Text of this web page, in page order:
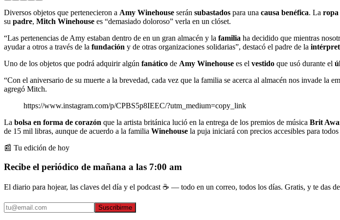
Diversos objetos que pertenecieron a Amy Winehouse serán subastados para una causa benéfica. La ropa
su padre, Mitch Winehouse es “demasiado doloroso” verla en un clóset.
“Las pertenencias de Amy estaban dentro de en un gran almacén y la familia ha decidido que mientras
ayudar a otros a través de la fundación y de otras organizaciones solidarias”, destacó el padre de la
Uno de los objetos que podrá adquirir algún fanático de Amy Winehouse es el vestido que usó durante el
“Con el aniversario de su muerte a la brevedad, cada vez que la familia se acerca al almacén nos invade la
agregó Mitch.
https://www.instagram.com/p/CPBS5p8IEEC/?utm_medium=copy_link
La bolsa en forma de corazón que la artista británica lució en la entrega de los premios de música Brit
de 15 mil libras, aunque de acuerdo a la familia Winehouse la puja iniciará con precios accesibles para
📰 Tu edición de hoy
Recibe el periódico de mañana a las 7:00 am
El diario para hojear, las claves del día y el podcast ☕ — todo en un correo, todos los días. Gratis, y te das
Suscribirme